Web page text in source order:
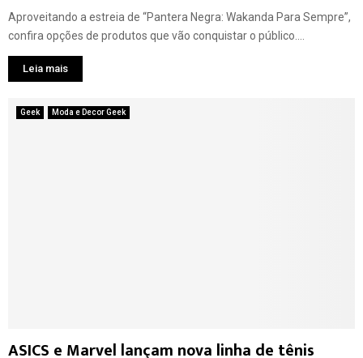
Aproveitando a estreia de “Pantera Negra: Wakanda Para Sempre”,
confira opções de produtos que vão conquistar o público....
Leia mais
Geek Moda e Decor Geek
ASICS e Marvel lançam nova linha de tênis